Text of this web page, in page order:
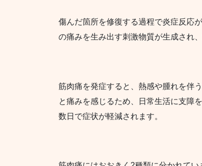
傷んだ箇所を修復する過程で炎症反応
の痛みを生み出す刺激物質が生成され
筋肉痛を発症すると、熱感や腫れを伴
と痛みを感じるため、日常生活に支障
数日で症状が軽減されます。